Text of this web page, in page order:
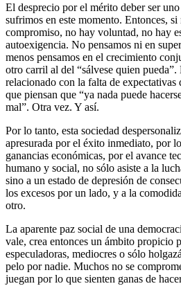
El desprecio por el mérito deber ser
sufrimos en este momento. Entonces,
compromiso, no hay voluntad, no hay
autoexigencia. No pensamos ni en
menos pensamos en el crecimiento
otro carril al del “sálvese quien pueda”.
relacionado con la falta de expectativas
que piensan que “ya nada puede
mal”. Otra vez. Y así.
Por lo tanto, esta sociedad
apresurada por el éxito inmediato, por
ganancias económicas, por el avance
humano y social, no sólo asiste a la
sino a un estado de depresión de
los excesos por un lado, y a la
otro.
La aparente paz social de una
vale, crea entonces un ámbito propicio
especuladoras, mediocres o sólo
pelo por nadie. Muchos no se
juegan por lo que sienten ganas de